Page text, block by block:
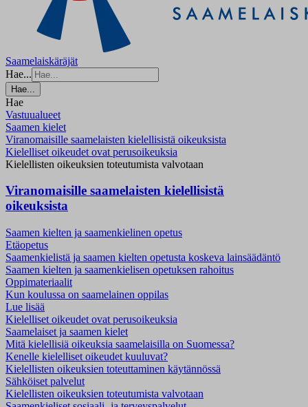
Saamelaiskäräjät
Hae...
Hae...
Hae
Vastuualueet
Saamen kielet
Viranomaisille saamelaisten kielellisistä oikeuksista
Kielelliset oikeudet ovat perusoikeuksia
Kielellisten oikeuksien toteutumista valvotaan
Viranomaisille saamelaisten kielellisistä
oikeuksista
Saamen kielten ja saamenkielinen opetus
Etäopetus
Saamenkielistä ja saamen kielten opetusta koskeva lainsäädäntö
Saamen kielten ja saamenkielisen opetuksen rahoitus
Oppimateriaalit
Kun koulussa on saamelainen oppilas
Lue lisää
Kielelliset oikeudet ovat perusoikeuksia
Saamelaiset ja saamen kielet
Mitä kielellisiä oikeuksia saamelaisilla on Suomessa?
Kenelle kielelliset oikeudet kuuluvat?
Kielellisten oikeuksien toteuttaminen käytännössä
Sähköiset palvelut
Kielellisten oikeuksien toteutumista valvotaan